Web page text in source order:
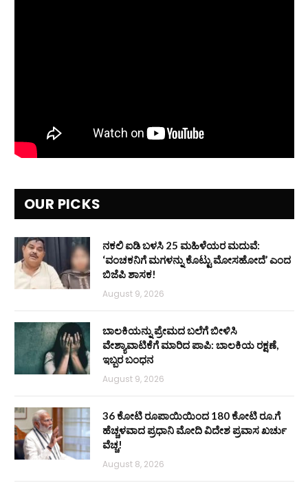
OUR PICKS
ನಕಲಿ ಐಡಿ ಬಳಸಿ 25 ಮಹಿಳೆಯರ ಮದುವೆ:
‘ವಂಚಕನಿಗೆ ಮಗಳನ್ನು ಕೊಟ್ಟು ಮೋಸಹೋದೆ’ ಎಂದ
ಬಿಜೆಪಿ ಶಾಸಕ!
August 9, 2026
ಬಾಲಕಿಯನ್ನು ಪ್ರೇಮದ ಬಲೆಗೆ ಬೀಳಿಸಿ
ವೇಶ್ಯಾವಾಟಿಕೆಗೆ ಮಾರಿದ ಪಾಪಿ: ಬಾಲಕಿಯ ರಕ್ಷಣೆ,
ಇಬ್ಬರ ಬಂಧನ
August 9, 2026
36 ಕೋಟಿ ರೂಪಾಯಿಯಿಂದ 180 ಕೋಟಿ ರೂ.ಗೆ
ಹೆಚ್ಚಳವಾದ ಪ್ರಧಾನಿ ಮೋದಿ ವಿದೇಶ ಪ್ರವಾಸ ಖರ್ಚು
ವೆಚ್ಚ!
August 8, 2026